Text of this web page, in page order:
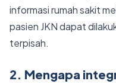
informasi rumah sakit
pasien JKN dapat
terpisah.
2. Mengapa